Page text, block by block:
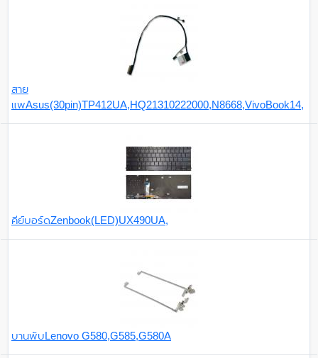
สาย
แพAsus(30pin)TP412UA,HQ21310222000,N8668,VivoBook14,
คีย์บอร์ดZenbook(LED)UX490UA,
บานพับLenovo G580,G585,G580A